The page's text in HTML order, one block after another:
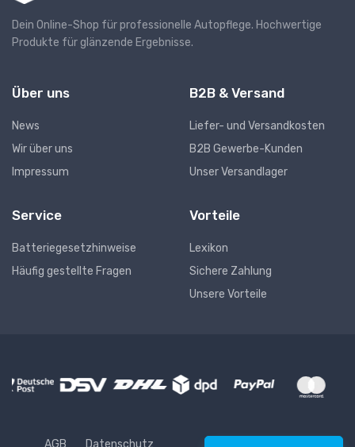
Dein Online-Shop für professionelle Autopflege. Hochwertige
Produkte für glänzende Ergebnisse.
Über uns
News
Wir über uns
Impressum
B2B & Versand
Liefer- und Versandkosten
B2B Gewerbe-Kunden
Unser Versandlager
Service
Batteriegesetzhinweise
Häufig gestellte Fragen
Vorteile
Lexikon
Sichere Zahlung
Unsere Vorteile
AGB Datenschutz